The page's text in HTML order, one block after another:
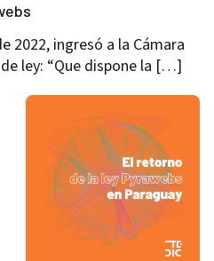
2022, ingresó a la Cámara
ley: “Que dispone la […]